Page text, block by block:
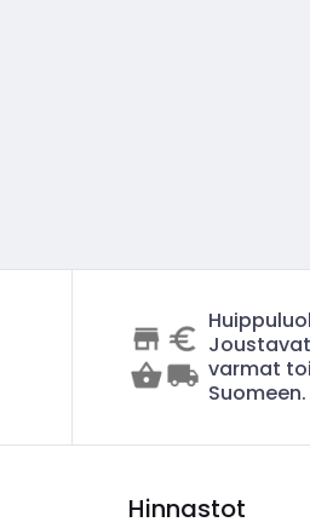
varmat
Suomeen.
Hinnastot